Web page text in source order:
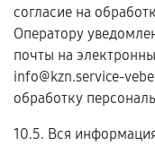
согласие на
Оператору
почты на
info@kzn.service-
обработку
10.5. Вся